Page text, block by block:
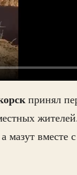
принял
мазут вместе